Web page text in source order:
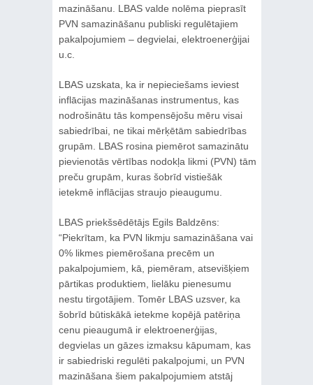
mazināšanu. LBAS valde nolēma pieprasīt
PVN samazināšanu publiski regulētajiem
pakalpojumiem – degvielai, elektroenerģijai
u.c.
LBAS uzskata, ka ir nepieciešams ieviest
inflācijas mazināšanas instrumentus, kas
nodrošinātu tās kompensējošu mēru visai
sabiedrībai, ne tikai mērķētām sabiedrības
grupām. LBAS rosina piemērot samazinātu
pievienotās vērtības nodokļa likmi (PVN) tām
preču grupām, kuras šobrīd vistiešāk
ietekmē inflācijas straujo pieaugumu.
LBAS priekšsēdētājs Egils Baldzēns:
“Piekrītam, ka PVN likmju samazināšana vai
0% likmes piemērošana precēm un
pakalpojumiem, kā, piemēram, atsevišķiem
pārtikas produktiem, lielāku pienesumu
nestu tirgotājiem. Tomēr LBAS uzsver, ka
šobrīd būtiskākā ietekme kopējā patēriņa
cenu pieaugumā ir elektroenerģijas,
degvielas un gāzes izmaksu kāpumam, kas
ir sabiedriski regulēti pakalpojumi, un PVN
mazināšana šiem pakalpojumiem atstāj